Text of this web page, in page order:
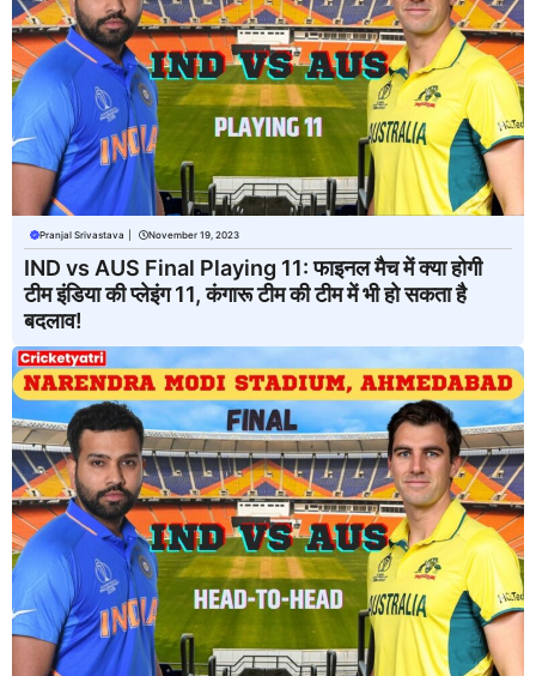
Pranjal Srivastava November 19, 2023
IND vs AUS Final Playing 11: फाइनल मैच में क्या होगी
टीम इंडिया की प्लेइंग 11, कंगारू टीम की टीम में भी हो सकता है
बदलाव!